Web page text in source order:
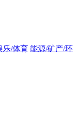
乐/体育 能源/矿产/环